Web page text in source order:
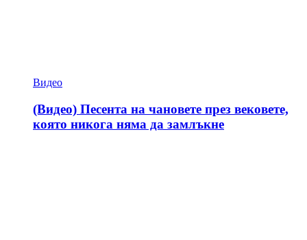
Видео
(Видео) Песента на чановете през вековете,
която никога няма да замлъкне